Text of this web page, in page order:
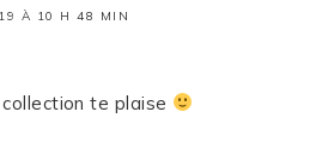
À 10 H 48 MIN
te plaise